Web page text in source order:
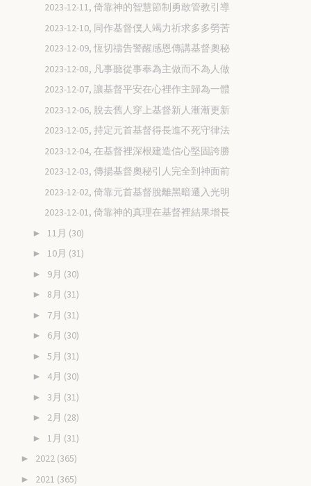
2023-12-11, 倚靠神的智慧節制勇敢管教引導
2023-12-10, 同作基督僕人竭力祈求多多勞苦
2023-12-09, 恆切禱告警醒感恩傳講基督奧秘
2023-12-08, 凡事聽從事奉為主做而不為人做
2023-12-07, 讓基督平安在心裡作主歸為一體
2023-12-06, 脫去舊人穿上基督新人漸漸更新
2023-12-05, 持定元首基督得長進不死守律法
2023-12-04, 在基督裡深根建造信心堅固誇勝
2023-12-03, 傳揚基督奧秘引人完全到神面前
2023-12-02, 倚靠元首基督脫離黑暗遷入光明
2023-12-01, 倚靠神的真理在基督裡結果增長
► 11月 (30)
► 10月 (31)
► 9月 (30)
► 8月 (31)
► 7月 (31)
► 6月 (30)
► 5月 (31)
► 4月 (30)
► 3月 (31)
► 2月 (28)
► 1月 (31)
► 2022 (365)
► 2021 (365)